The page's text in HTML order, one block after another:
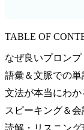
TABLE OF
なぜ良いプロン
語彙＆文脈での単
文法が本当にわか
スピーキング＆会